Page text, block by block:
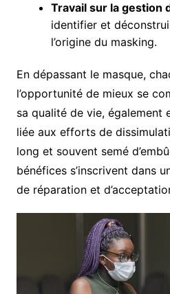
Travail sur la gestion
identifier et
l’origine du masking.
En dépassant le masque,
l’opportunité de mieux se
sa qualité de vie, également
liée aux efforts de
long et souvent semé
bénéfices s’inscrivent dans
de réparation et